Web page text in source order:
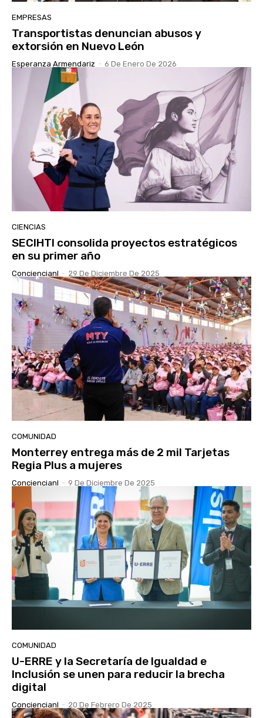
EMPRESAS
Transportistas denuncian abusos y
extorsión en Nuevo León
Esperanza Armendariz - 6 De Enero De 2026
CIENCIAS
SECIHTI consolida proyectos estratégicos
en su primer año
Conciencianl - 29 De Diciembre De 2025
COMUNIDAD
Monterrey entrega más de 2 mil Tarjetas
Regia Plus a mujeres
Conciencianl - 9 De Diciembre De 2025
COMUNIDAD
U-ERRE y la Secretaría de Igualdad e
Inclusión se unen para reducir la brecha
digital
Conciencianl - 20 De Febrero De 2025